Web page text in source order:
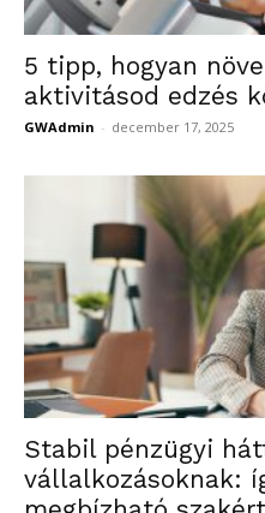
5 tipp, hogyan
aktivitásod edzés
GWAdmin - december 17, 2025
Stabil pénzügyi
vállalkozásoknak: